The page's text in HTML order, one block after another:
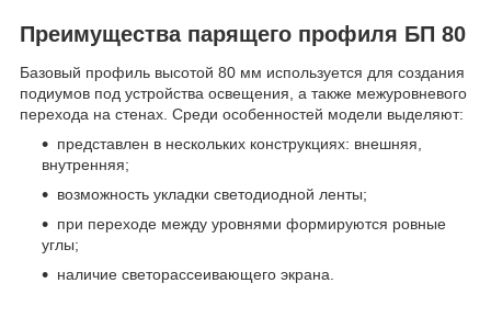
Преимущества парящего профиля БП 80
Базовый профиль высотой 80 мм используется для создания
подиумов под устройства освещения, а также межуровневого
перехода на стенах. Среди особенностей модели выделяют:
представлен в нескольких конструкциях: внешняя,
внутренняя;
возможность укладки светодиодной ленты;
при переходе между уровнями формируются ровные
углы;
наличие светорассеивающего экрана.